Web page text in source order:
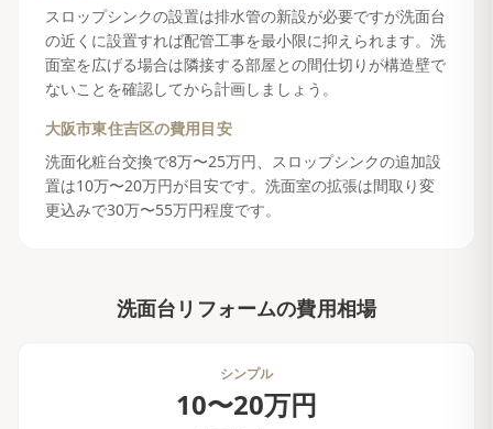
スロップシンクの設置は排水管の新設が必要ですが洗面台
の近くに設置すれば配管工事を最小限に抑えられます。洗
面室を広げる場合は隣接する部屋との間仕切りが構造壁で
ないことを確認してから計画しましょう。
大阪市東住吉区の費用目安
洗面化粧台交換で8万〜25万円、スロップシンクの追加設
置は10万〜20万円が目安です。洗面室の拡張は間取り変
更込みで30万〜55万円程度です。
洗面台リフォームの費用相場
シンプル
10〜20万円